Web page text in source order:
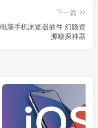
下一篇
电脑手机浏览器插件 幻隐资
源嗅探神器